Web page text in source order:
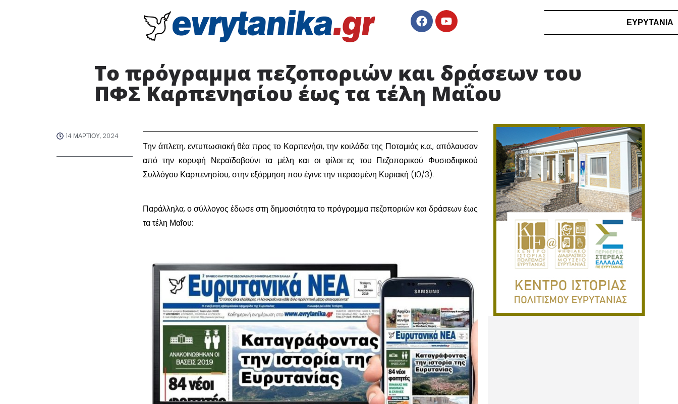
ΕΥΡΥΤΑΝΙΑ
Το πρόγραμμα πεζοποριών και δράσεων του
ΠΦΣ Καρπενησίου έως τα τέλη Μαΐου
14 ΜΑΡΤΊΟΥ, 2024
Την άπλετη, εντυπωσιακή θέα προς το Καρπενήσι, την κοιλάδα της Ποταμιάς κ.α., απόλαυσαν
από την κορυφή Νεραϊδοβούνι τα μέλη και οι φίλοι-ες του Πεζοπορικού Φυσιοδιφικού
Συλλόγου Καρπενησίου, στην εξόρμηση που έγινε την περασμένη Κυριακή (10/3).
Παράλληλα, ο σύλλογος έδωσε στη δημοσιότητα το πρόγραμμα πεζοποριών και δράσεων έως
τα τέλη Μαΐου: